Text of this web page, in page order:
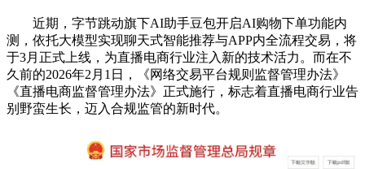
近期，字节跳动旗下AI助手豆包开启AI购物下单功能内
测，依托大模型实现聊天式智能推荐与APP内全流程交易，将
于3月正式上线，为直播电商行业注入新的技术活力。而在不
久前的2026年2月1日，《网络交易平台规则监督管理办法》
《直播电商监督管理办法》正式施行，标志着直播电商行业告
别野蛮生长，迈入合规监管的新时代。